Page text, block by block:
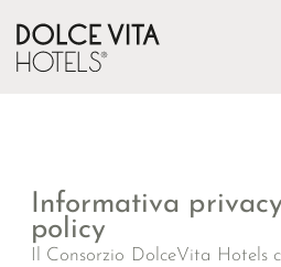
Informativa
policy
Il Consorzio DolceVita Hotels